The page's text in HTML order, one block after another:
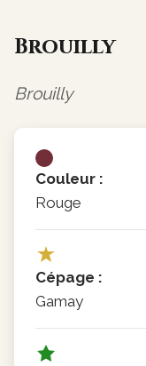
Brouilly
Brouilly
Couleur :
Rouge
Cépage :
Gamay